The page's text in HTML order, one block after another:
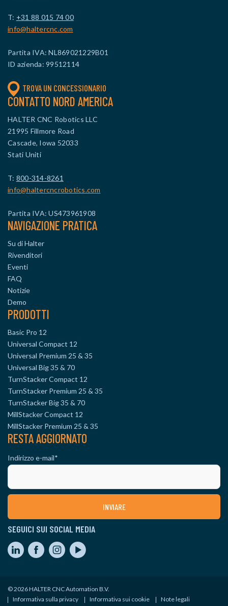
T: +31 88 015 74 00
info@haltercnc.com
Partita IVA: NL869021229B01
ID azienda: 99512114
TROVA UN CONCESSIONARIO
CONTATTO NORD AMERICA
HALTER CNC Robotics LLC
21995 Fillmore Road
Cascade, Iowa 52033
Stati Uniti
T: 800-314-8261
info@haltercncrobotics.com
Partita IVA: US473961908
NAVIGAZIONE PRATICA
Su di Halter
Rivenditori
Eventi
FAQ
Notizie
Demo
PRODOTTI
Basic Pro 12
Universal Compact 12
Universal Premium 25 & 35
Universal Big 35 & 70
TurnStacker Compact 12
TurnStacker Premium 25 & 35
TurnStacker Big 35 & 70
MillStacker Compact 12
MillStacker Premium 25 & 35
RESTA AGGIORNATO
Indirizzo e-mail*
SEGUICI SUI SOCIAL MEDIA
© 2026 HALTER CNC Automation B.V.
Informativa sulla privacy
Informativa sui cookie Note legali